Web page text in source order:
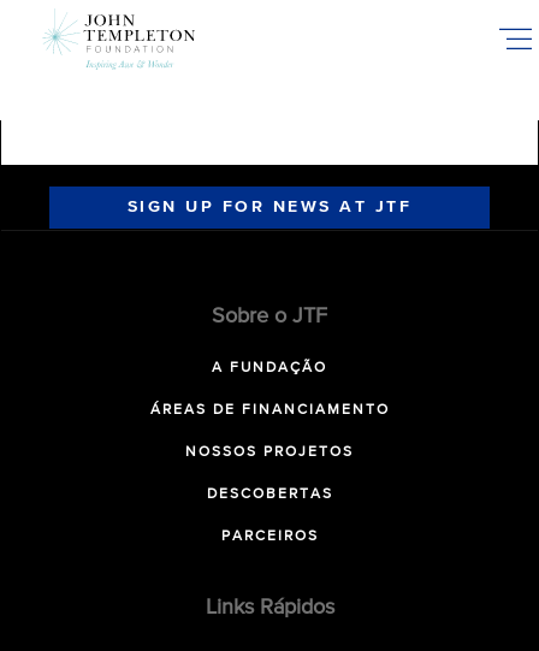
SIGN UP FOR NEWS AT JTF
Sobre o JTF
A FUNDAÇÃO
ÁREAS DE FINANCIAMENTO
NOSSOS PROJETOS
DESCOBERTAS
PARCEIROS
Links Rápidos